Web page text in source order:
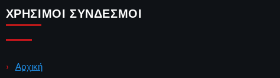
ΧΡΉΣΙΜΟΙ ΣΎΝΔΕΣΜΟΙ
Αρχική